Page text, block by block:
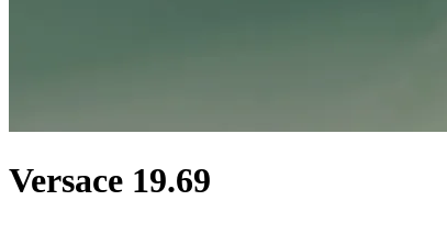
Versace 19.69